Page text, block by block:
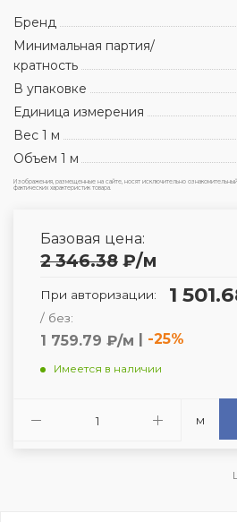
Бренд
Минимальная партия/
кратность
В упаковке
Единица измерения
Вес 1 м
Объем 1 м
Изображения, размещенные на сайте, носят исключительно
фактических характеристик товара.
Базовая цена:
2 346.38 ₽/м
При авторизации: 1
/ без:
1 759.79 ₽/м | -25%
Имеется в наличии
м